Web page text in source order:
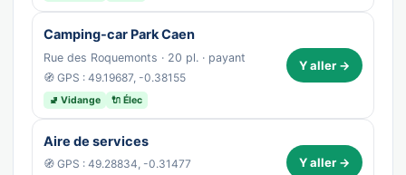
Camping-car Park Caen
Rue des Roquemonts · 20 pl. · payant
🧭 GPS : 49.19687, -0.38155
🚽 Vidange 🔌 Élec
Y aller →
Aire de services
🧭 GPS : 49.28834, -0.31477 Y aller →